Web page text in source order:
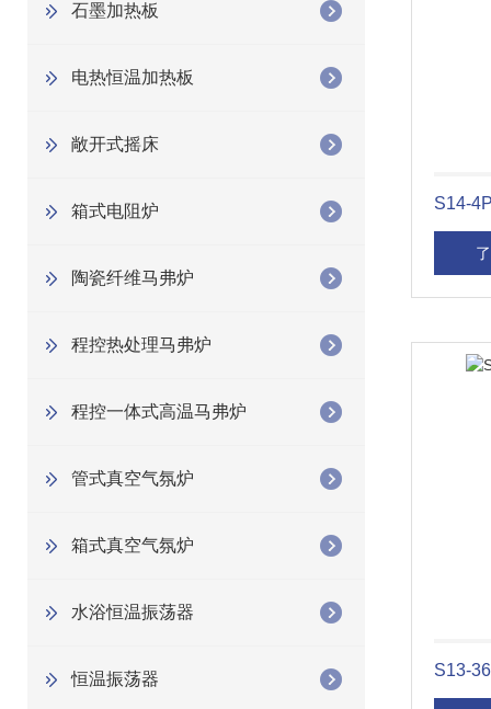
石墨加热板
电热恒温加热板
敞开式摇床
箱式电阻炉
陶瓷纤维马弗炉
程控热处理马弗炉
程控一体式高温马弗炉
管式真空气氛炉
箱式真空气氛炉
水浴恒温振荡器
恒温振荡器
S14-
S13-